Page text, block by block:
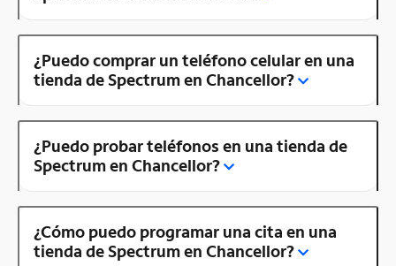
¿Puedo comprar un teléfono celular en una
tienda de Spectrum en Chancellor?
¿Puedo probar teléfonos en una tienda de
Spectrum en Chancellor?
¿Cómo puedo programar una cita en una
tienda de Spectrum en Chancellor?